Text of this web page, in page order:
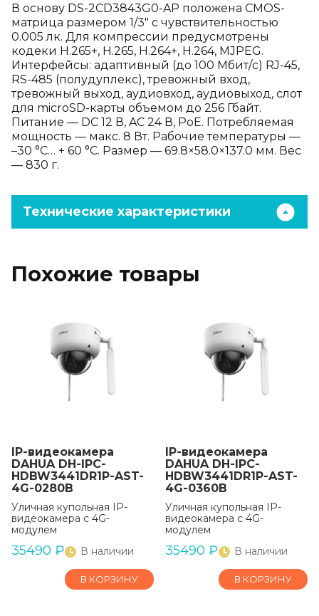
В основу DS-2CD3843G0-AP положена CMOS-
матрица размером 1/3" с чувствительностью
0.005 лк. Для компрессии предусмотрены
кодеки H.265+, H.265, H.264+, H.264, MJPEG.
Интерфейсы: адаптивный (до 100 Мбит/с) RJ-45,
RS-485 (полудуплекс), тревожный вход,
тревожный выход, аудиовход, аудиовыход, слот
для microSD-карты объемом до 256 Гбайт.
Питание — DC 12 В, AC 24 В, PoE. Потребляемая
мощность — макс. 8 Вт. Рабочие температуры —
–30 °C… + 60 °C. Размер — 69.8×58.0×137.0 мм. Вес
— 830 г.
Технические характеристики
Похожие товары
IP-видеокамера
DAHUA DH-IPC-
HDBW3441DR1P-AST-
4G-0280B
Уличная купольная IP-
видеокамера с 4G-
модулем
35490 ₽ В наличии
В КОРЗИНУ
IP-видеокамера
DAHUA DH-IPC-
HDBW3441DR1P-AST-
4G-0360B
Уличная купольная IP-
видеокамера с 4G-
модулем
35490 ₽ В наличии
В КОРЗИНУ